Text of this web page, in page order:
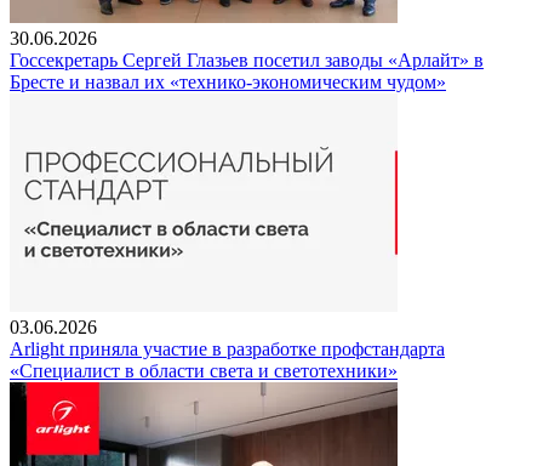
30.06.2026
Госсекретарь Сергей Глазьев посетил заводы «Арлайт» в
Бресте и назвал их «технико-экономическим чудом»
03.06.2026
Arlight приняла участие в разработке профстандарта
«Специалист в области света и светотехники»